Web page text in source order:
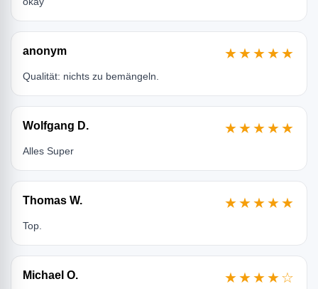
anonym ★★★★★
Qualität: nichts zu bemängeln.
Wolfgang D. ★★★★★
Alles Super
Thomas W. ★★★★★
Top.
Michael O. ★★★★☆